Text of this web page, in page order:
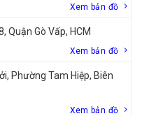
Xem bản đồ
Quận Gò Vấp, HCM
Xem bản đồ
Phường Tam Hiệp, Biên
Xem bản đồ